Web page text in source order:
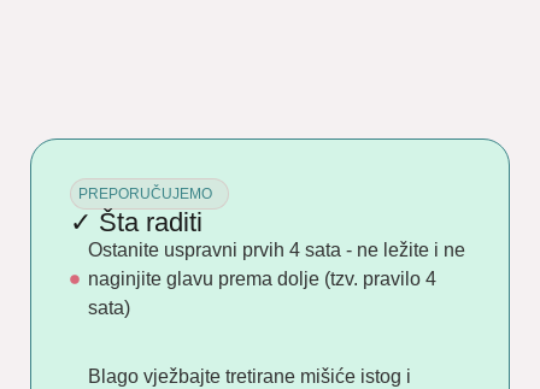
PREPORUČUJEMO
✓ Šta raditi
Ostanite uspravni prvih 4 sata - ne ležite i ne
naginjite glavu prema dolje (tzv. pravilo 4
sata)
Blago vježbajte tretirane mišiće istog i